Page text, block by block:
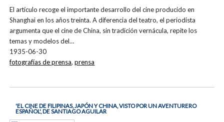
El artículo recoge el importante desarrollo del cine producido en
Shanghai en los años treinta. A diferencia del teatro, el periodista
argumenta que el cine de China, sin tradición vernácula, repite los
temas y modelos del…
1935-06-30
fotografías de prensa,prensa
'EL CINE DE FILIPINAS, JAPÓN Y CHINA, VISTO POR UN AVENTURERO
ESPAÑOL', DE SANTIAGO AGUILAR